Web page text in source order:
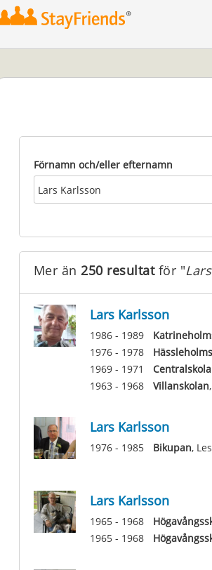
Förnamn och/eller efternamn
Mer än 250 resultatför "
Lars Karlsson
1986 - 1989
1976 - 1978
1969 - 1971
1963 - 1968
Villanskolan
Lars Karlsson
1976 - 1985 Bikupan,
Lars Karlsson
1965 - 1968
1965 - 1968